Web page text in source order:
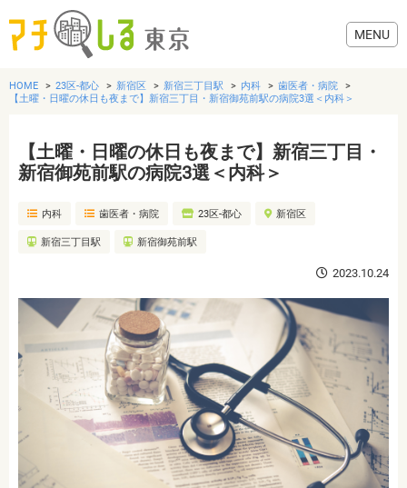
グルメ
美容・健康
おでかけ
生活
HOME 23区-都心 新宿区 新宿三丁目駅 内科
歯医者・病院
【土曜・日曜の休日も夜まで】新宿三丁目・新宿御苑前駅の病院3選＜内科＞
【土曜・日曜の休日も夜まで】新宿三丁目・
新宿御苑前駅の病院3選＜内科＞
内科 歯医者・病院 23区-都心 新宿区
新宿三丁目駅 新宿御苑前駅
2023.10.24